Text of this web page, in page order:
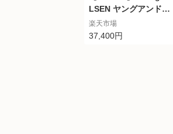
LSEN ヤングアンドオ
ルセン PETITE LEA
THER TOTE レザート
楽天市場
37,400円